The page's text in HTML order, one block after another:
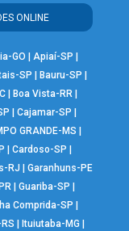
ONLINE
GO Apiaí-SP
SP Bauru-SP
Boa Vista-RR
Cajamar-SP
GRANDE-MS
Cardoso-SP
RJ
Garanhuns-PE
| Guariba-SP
Ilha Comprida-SP
Ituiutaba-MG